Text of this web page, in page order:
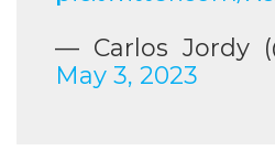
— Carlos Jordy
May 3, 2023